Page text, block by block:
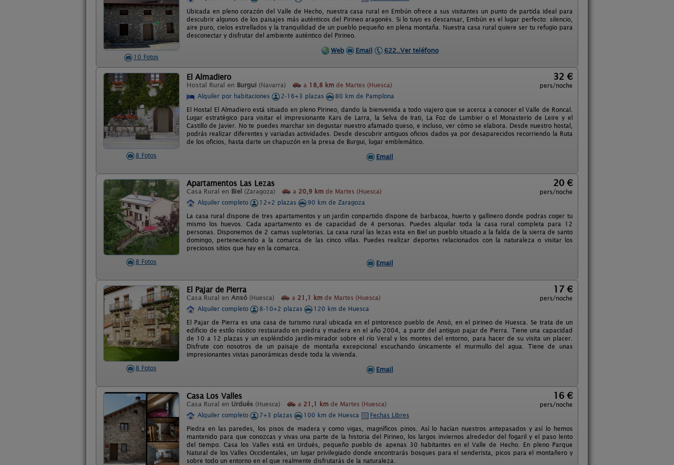
10 Fotos
Ubicada en pleno corazón del Valle de Hecho, nuestra casa rural en Embún ofrece a sus visitantes un punto de partida ideal para
descubrir algunos de los paisajes más auténticos del Pirineo aragonés. Si lo tuyo es descansar, Embún es el lugar perfecto: silencio,
aire puro, cielos estrellados y la tranquilidad de un pueblo pequeño en plena montaña. Nuestra casa rural quiere ser tu refugio para
desconectar y disfrutar del ambiente auténtico del Pirineo.
Web
Email 622..Ver teléfono
8 Fotos
El Almadiero
Hostal Rural en Burgui (Navarra) a 18,8 km de Martes (Huesca)
32 €
pers/noche
Alquiler por habitaciones
2-16+3 plazas
80 km de Pamplona
El Hostal El Almadiero está situado en pleno Pirineo, dando la bienvenida a todo viajero que se acerca a conocer el Valle de Roncal.
Lugar estratégico para visitar el impresionante Kars de Larra, la Selva de Irati, La Foz de Lumbier o el Monasterio de Leire y el
Castillo de Javier. No te puedes marchar sin degustar nuestro afamado queso, e incluso, ver cómo se elabora. Desde nuestro hostal,
podrás realizar diferentes y variadas actividades. Desde descubrir antiguos oficios dados ya por desaparecidos recorriendo la Ruta
de los oficios, hasta darte un chapuzón en la presa de Burgui, lugar emblemático.
Email
8 Fotos
Apartamentos Las Lezas
Casa Rural en Biel (Zaragoza) a 20,9 km de Martes (Huesca)
20 €
pers/noche
Alquiler completo
12+2 plazas
90 km de Zaragoza
La casa rural dispone de tres apartamentos y un jardin conpartido dispone de barbacoa, huerto y gallinero donde podras coger tu
mismo los huevos. Cada apartamento es de capacidad de 4 personas. Puedes alquilar toda la casa rural completa para 12
personas. Disponemos de 2 camas supletorias. La casa rural las lezas esta en Biel un pueblo situado a la falda de la sierra de santo
domingo, perteneciendo a la comarca de las cinco villas. Puedes realizar deportes relacionados con la naturaleza o visitar los
preciosos sitios que hay en la comarca.
Email
8 Fotos
El Pajar de Pierra
Casa Rural en Ansó (Huesca) a 21,1 km de Martes (Huesca)
17 €
pers/noche
Alquiler completo
8-10+2 plazas
120 km de Huesca
El Pajar de Pierra es una casa de turismo rural ubicada en el pintoresco pueblo de Ansó, en el pirineo de Huesca. Se trata de un
edificio de estilo rústico restaurado en piedra y madera en el año 2004, a partir del antiguo pajar de Pierra. Tiene una capacidad
de 10 a 12 plazas y un espléndido jardín-mirador sobre el río Veral y los montes del entorno, para hacer de su visita un placer.
Disfrute con nosotros de un paisaje de montaña excepcional escuchando únicamente el murmullo del agua. Tiene de unas
impresionantes vistas panorámicas desde toda la vivienda.
Email
Casa Los Valles
Casa Rural en Urdués (Huesca) a 21,1 km de Martes (Huesca)
16 €
pers/noche
Alquiler completo
7+3 plazas 100 km de Huesca
Fechas Libres
Piedra en las paredes, los pisos de madera y como vigas, magníficos pinos. Así lo hacían nuestros antepasados y así lo hemos
mantenido para que conozcas y vivas una parte de la historia del Pirineo, los largos inviernos alrededor del fogaril y el paso lento
del tiempo. Casa los Valles está en Urdués, pequeño pueblo de apenas 30 habitantes en el Valle de Hecho. En pleno Parque
Natural de los Valles Occidentales, un lugar privilegiado donde encontrarás bosques para el senderista, picos para el montañero y
sobre todo un entorno en el que realmente disfrutarás de la naturaleza.